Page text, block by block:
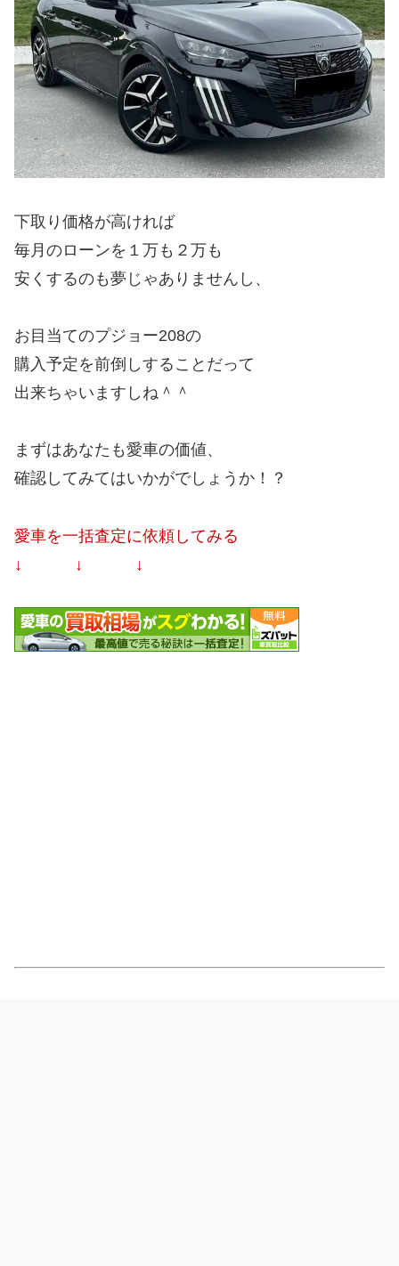
下取り価格が高ければ
毎月のローンを１万も２万も
安くするのも夢じゃありませんし、
お目当てのプジョー208の
購入予定を前倒しすることだって
出来ちゃいますしね＾＾
まずはあなたも愛車の価値、
確認してみてはいかがでしょうか！？
愛車を一括査定に依頼してみる
↓ ↓ ↓